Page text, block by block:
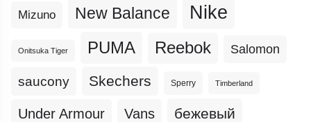
Mizuno New Balance Nike
Onitsuka Tiger PUMA Reebok Salomon
saucony Skechers Sperry Timberland
Under Armour Vans бежевый